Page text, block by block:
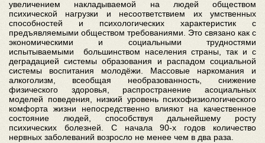
увеличением накладываемой на людей обществом
психической нагрузки и несоответствием их умственных
способностей и психологических характеристик с
предъявляемыми обществом требованиями. Это связано как с
экономическими и социальными трудностями
испытываемыми большинством населения страны, так и с
деградацией системы образования и распадом социальной
системы воспитания молодёжи. Массовые наркомания и
алкоголизм, всеобщая необразованность, снижение
физического здоровья, распространение асоциальных
моделей поведения, низкий уровень психофизиологического
комфорта жизни непосредственно влияют на качественное
состояние людей, способствуя дальнейшему росту
психических болезней. С начала 90-х годов количество
нервных заболеваний возросло не менее чем в два раза.